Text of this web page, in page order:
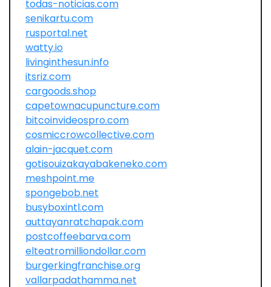
todas-noticias.com
senikartu.com
rusportal.net
watty.io
livinginthesun.info
itsriz.com
cargoods.shop
capetownacupuncture.com
bitcoinvideospro.com
cosmiccrowcollective.com
alain-jacquet.com
gotisouizakayabakeneko.com
meshpoint.me
spongebob.net
busyboxintl.com
auttayanratchapak.com
postcoffeebarva.com
elteatromilliondollar.com
burgerkingfranchise.org
vallarpadathamma.net